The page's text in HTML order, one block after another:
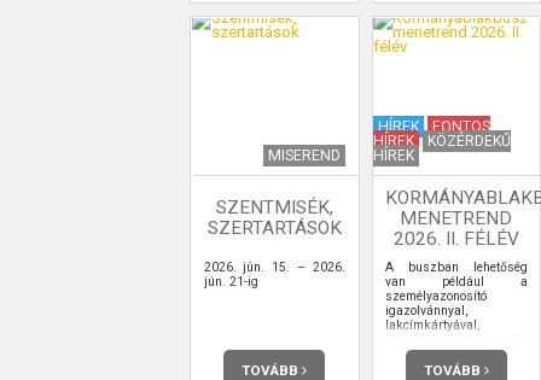
MISEREND
SZENTMISÉK,
SZERTARTÁSOK
2026. jún. 15. – 2026.
jún. 21-ig
TOVÁBB
HÍREK
FONTOS
HÍREK
KÖZÉRDEKŰ
HÍREK
MENETREND
2026. II. FÉLÉV
A buszban lehetőség
van például a
személyazonosító
igazolvánnyal,
lakcímkártyával,
útlevéllel, vezetői
engedéllyel kapcsolatos
ügyintézésre,
TOVÁBB